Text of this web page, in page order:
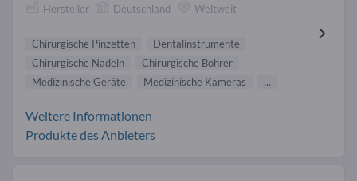
Hersteller Deutschland Weltweit
Chirurgische Pinzetten
Dentalinstrumente
Chirurgische Nadeln
Chirurgische Bohrer
Medizinische Geräte
Medizinische Kameras ...
Weitere Informationen-
Produkte des Anbieters